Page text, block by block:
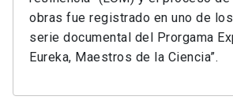
obras fue registrado en uno de
serie documental del Prorgama
Eureka, Maestros de la Ciencia”.